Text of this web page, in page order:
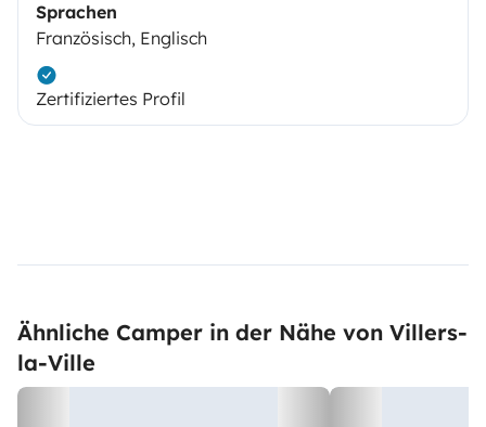
Sprachen
Französisch, Englisch
Zertifiziertes Profil
Ähnliche Camper in der Nähe von Villers-
la-Ville